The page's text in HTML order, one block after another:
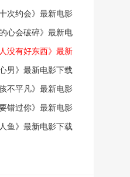
次约会》最新电影
心会破碎》最新电
没有好东西》最新
男》最新电影下载
不平凡》最新电影
错过你》最新电影
鱼》最新电影下载